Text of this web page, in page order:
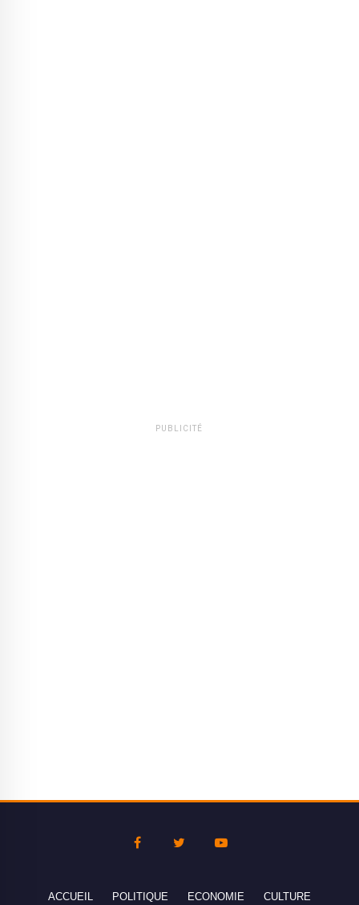
PUBLICITÉ
ACCUEIL POLITIQUE ECONOMIE CULTURE